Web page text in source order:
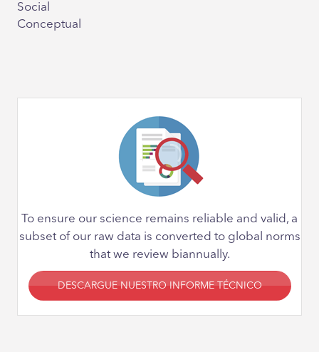
Social
Conceptual
To ensure our science remains reliable and valid, a
subset of our raw data is converted to global norms
that we review biannually.
DESCARGUE NUESTRO INFORME TÉCNICO